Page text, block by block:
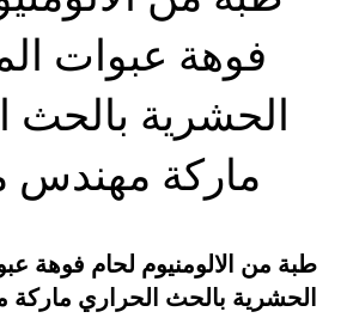
فوهة عبوات
الحشرية بالحث
ماركة مهندس
طبة من الالومنيوم لحام فوهة
الحشرية بالحث الحراري